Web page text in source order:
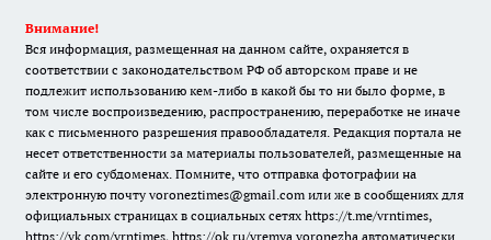
Внимание!
Вся информация, размещенная на данном сайте, охраняется в
соответствии с законодательством РФ об авторском праве и не
подлежит использованию кем-либо в какой бы то ни было форме, в
том числе воспроизведению, распространению, переработке не иначе
как с письменного разрешения правообладателя. Редакция портала не
несет ответственности за материалы пользователей, размещенные на
сайте и его субдоменах. Помните, что отправка фотографии на
электронную почту voroneztimes@gmail.com или же в сообщениях для
официальных страницах в социальных сетях https://t.me/vrntimes,
https://vk.com/vrntimes, https://ok.ru/vremya.voronezha автоматически